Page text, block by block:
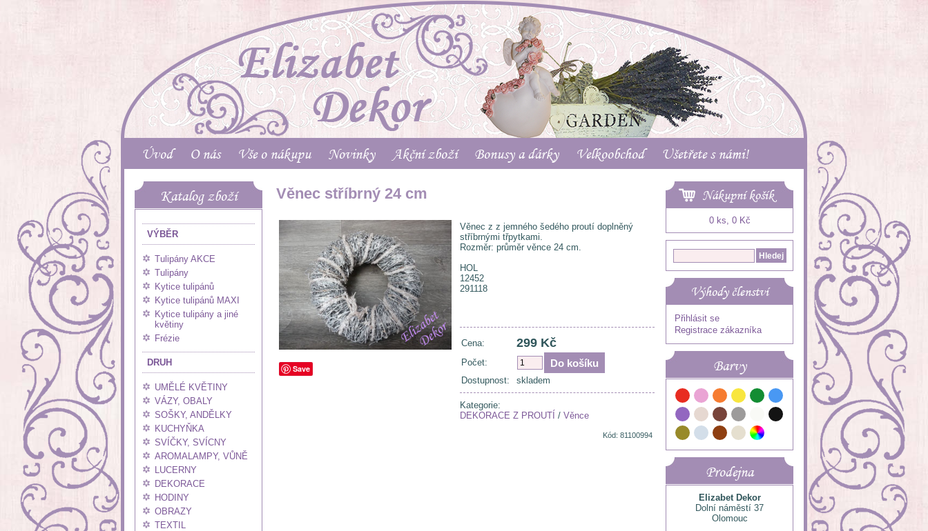
Úvod O nás Vše o nákupu Novinky Akční zboží Bonusy a dárky Velkoobchod Ušetřete s námi!
Katalog zboží
VÝBĚR
Tulipány AKCE
Tulipány
Kytice tulipánů
Kytice tulipánů MAXI
Kytice tulipány a jiné
květiny
Frézie
DRUH
UMĚLÉ KVĚTINY
VÁZY, OBALY
SOŠKY, ANDĚLKY
KUCHYŇKA
SVÍČKY, SVÍCNY
AROMALAMPY, VŮNĚ
LUCERNY
DEKORACE
HODINY
OBRAZY
TEXTIL
Věnec stříbrný 24 cm
Save
Věnec z z jemného šedého proutí doplněný
stříbrnými třpytkami.
Rozměr: průměr věnce 24 cm.
HOL
12452
291118
Cena: 299 Kč
Počet:
Dostupnost:
skladem
Kategorie:
DEKORACE Z PROUTÍ / Věnce
Kód: 81100994
Nákupní košík
0 ks, 0 Kč
Výhody členství
Přihlásit se
Registrace zákazníka
Barvy
Prodejna
Elizabet Dekor
Dolní náměstí 37
Olomouc